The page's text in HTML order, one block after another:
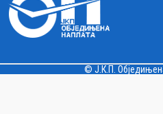
© Ј.К.П.